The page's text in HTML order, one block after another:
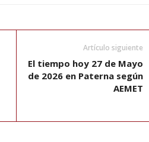
Artículo siguiente
El tiempo hoy 27 de Mayo
de 2026 en Paterna según
AEMET